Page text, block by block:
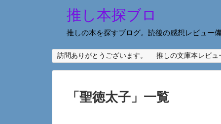
推し本探ブロ
推しの本を探すブログ。読後の感想レビュー
訪問ありがとうございます。 推しの文庫本レビュ
「 聖徳太子 」 一覧